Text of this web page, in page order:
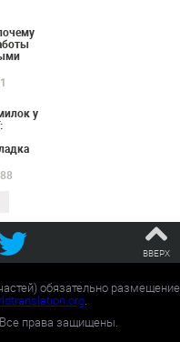
у
ВВЕРХ
обязательно размещение
.
права защищены.